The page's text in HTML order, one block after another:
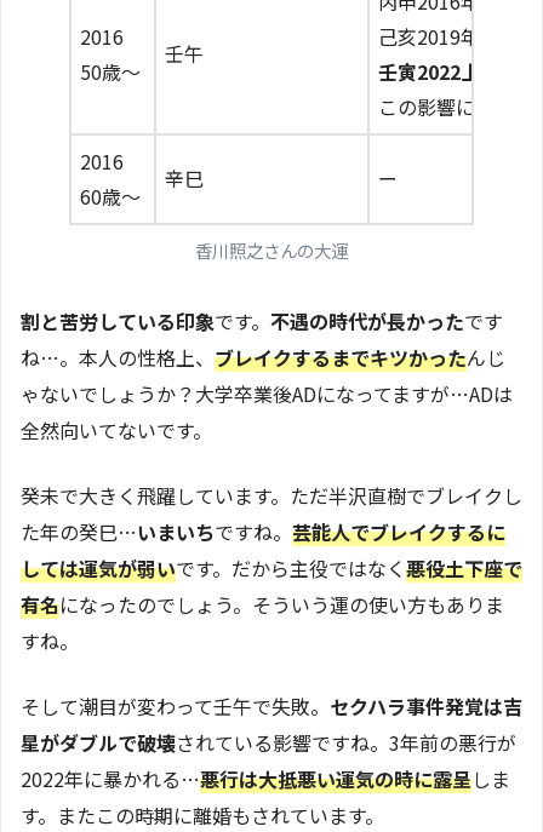
2016
50歳〜
壬午
己亥2019年7月銀
壬寅2022上記の
この影響により
2016
60歳〜
辛巳 ー
香川照之さんの大運
割と苦労している印象です。 不遇の時代が長かったです
ね…。本人の性格上、 ブレイクするまでキツかったんじ
ゃないでしょうか？大学卒業後ADになってますが…ADは
全然向いてないです。
癸未で大きく飛躍しています。ただ半沢直樹でブレイクし
た年の癸巳…いまいちですね。 芸能人でブレイクするに
しては運気が弱いです。だから主役ではなく悪役土下座で
有名になったのでしょう。そういう運の使い方もありま
すね。
そして潮目が変わって壬午で失敗。 セクハラ事件発覚は吉
星がダブルで破壊されている影響ですね。3年前の悪行が
2022年に暴かれる…悪行は大抵悪い運気の時に露呈しま
す。またこの時期に離婚もされています。